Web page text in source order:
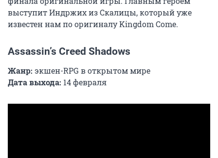
выступит Индржих из Скалицы, который уже
известен нам по оригиналу Kingdom Come.
Assassin’s Creed Shadows
Жанр: экшен-RPG в открытом мире
Дата выхода: 14 февраля